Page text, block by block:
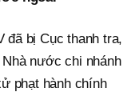
đã bị Cục thanh tra,
nước chi nhánh
phạt hành chính